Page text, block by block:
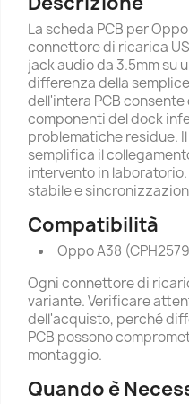
La scheda PCB per
connettore di ricarica
jack audio da 3.5mm su
differenza della
dell'intera PCB
componenti del dock
problematiche residue.
semplifica il
intervento in
stabile e
Compatibilità
Oppo A38
Ogni connettore di
variante. Verificare
dell'acquisto, perché
PCB possono
montaggio.
Quando è